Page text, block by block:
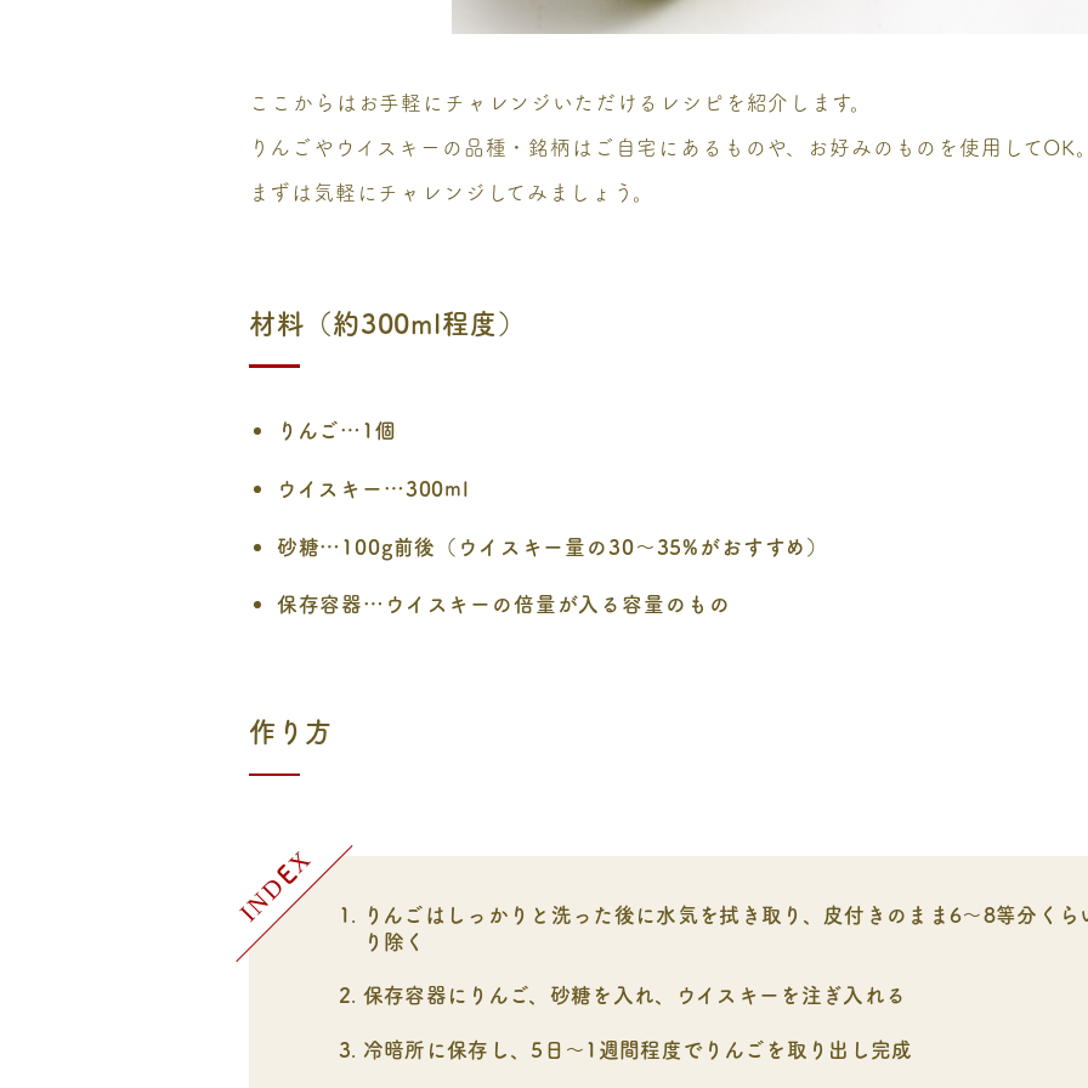
ここからはお手軽にチャレンジいただけるレシピを紹介します。
りんごやウイスキーの品種・銘柄はご自宅にあるものや、お好みのものを使用してOK
まずは気軽にチャレンジしてみましょう。
材料（約300ml程度）
りんご…1個
ウイスキー…300ml
砂糖…100g前後（ウイスキー量の30～35%がおすすめ）
保存容器…ウイスキーの倍量が入る容量のもの
作り方
りんごはしっかりと洗った後に水気を拭き取り、皮付きのまま6～8等分く
り除く
保存容器にりんご、砂糖を入れ、ウイスキーを注ぎ入れる
冷暗所に保存し、5日～1週間程度でりんごを取り出し完成